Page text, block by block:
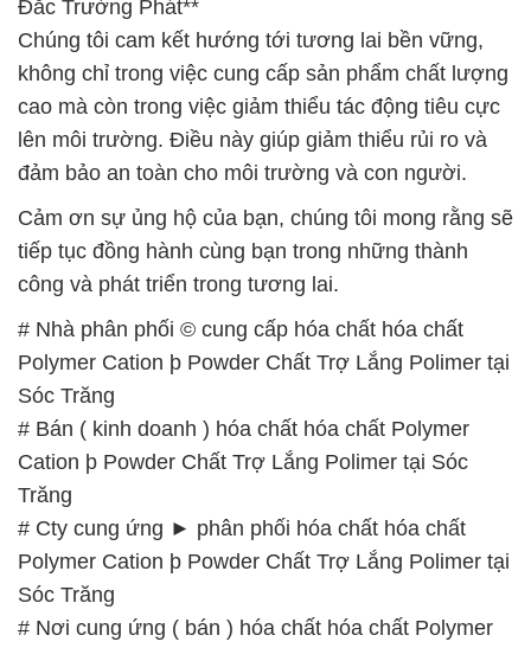
Đắc Trường Phát**
Chúng tôi cam kết hướng tới tương lai bền vững,
không chỉ trong việc cung cấp sản phẩm chất lượng
cao mà còn trong việc giảm thiểu tác động tiêu cực
lên môi trường. Điều này giúp giảm thiểu rủi ro và
đảm bảo an toàn cho môi trường và con người.
Cảm ơn sự ủng hộ của bạn, chúng tôi mong rằng sẽ
tiếp tục đồng hành cùng bạn trong những thành
công và phát triển trong tương lai.
# Nhà phân phối © cung cấp hóa chất hóa chất
Polymer Cation þ Powder Chất Trợ Lắng Polimer tại
Sóc Trăng
# Bán ( kinh doanh ) hóa chất hóa chất Polymer
Cation þ Powder Chất Trợ Lắng Polimer tại Sóc
Trăng
# Cty cung ứng ► phân phối hóa chất hóa chất
Polymer Cation þ Powder Chất Trợ Lắng Polimer tại
Sóc Trăng
# Nơi cung ứng ( bán ) hóa chất hóa chất Polymer